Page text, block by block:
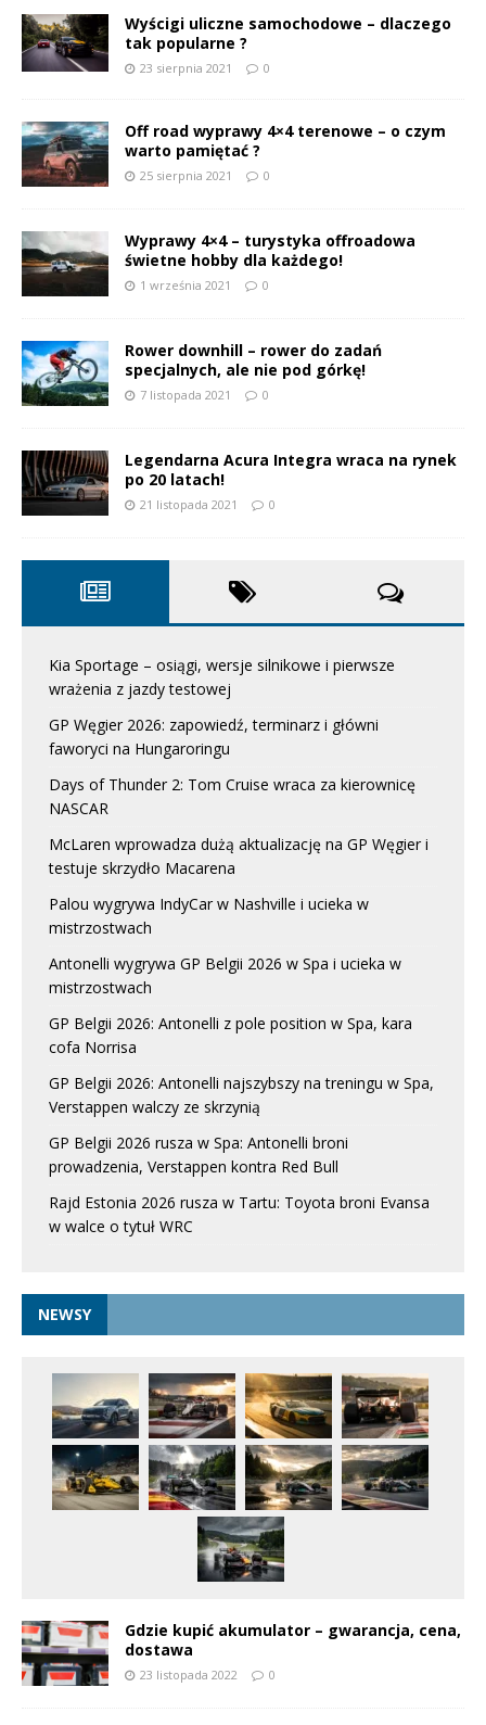
Wyścigi uliczne samochodowe – dlaczego
tak popularne ?
23 sierpnia 2021 0
Off road wyprawy 4×4 terenowe – o czym
warto pamiętać ?
25 sierpnia 2021 0
Wyprawy 4×4 – turystyka offroadowa
świetne hobby dla każdego!
1 września 2021 0
Rower downhill – rower do zadań
specjalnych, ale nie pod górkę!
7 listopada 2021 0
Legendarna Acura Integra wraca na rynek
po 20 latach!
21 listopada 2021 0
Kia Sportage – osiągi, wersje silnikowe i pierwsze
wrażenia z jazdy testowej
GP Węgier 2026: zapowiedź, terminarz i główni
faworyci na Hungaroringu
Days of Thunder 2: Tom Cruise wraca za kierownicę
NASCAR
McLaren wprowadza dużą aktualizację na GP Węgier i
testuje skrzydło Macarena
Palou wygrywa IndyCar w Nashville i ucieka w
mistrzostwach
Antonelli wygrywa GP Belgii 2026 w Spa i ucieka w
mistrzostwach
GP Belgii 2026: Antonelli z pole position w Spa, kara
cofa Norrisa
GP Belgii 2026: Antonelli najszybszy na treningu w Spa,
Verstappen walczy ze skrzynią
GP Belgii 2026 rusza w Spa: Antonelli broni
prowadzenia, Verstappen kontra Red Bull
Rajd Estonia 2026 rusza w Tartu: Toyota broni Evansa
w walce o tytuł WRC
NEWSY
Gdzie kupić akumulator – gwarancja, cena,
dostawa
23 listopada 2022 0